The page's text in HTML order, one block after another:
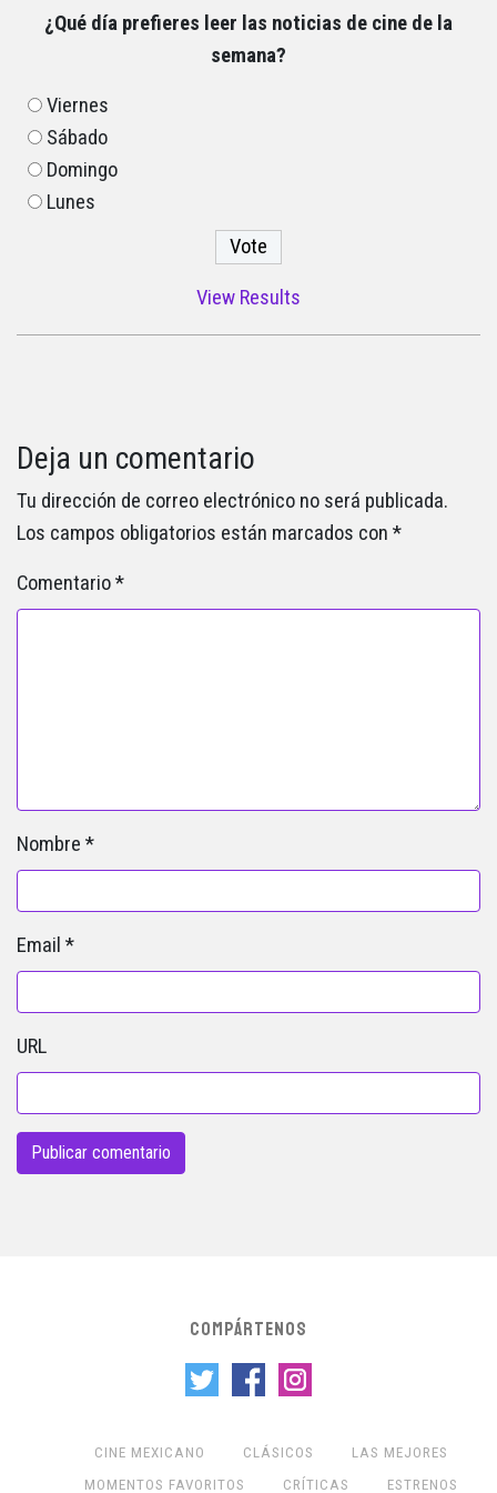
¿Qué día prefieres leer las noticias de cine de la
semana?
Viernes
Sábado
Domingo
Lunes
View Results
Deja un comentario
Tu dirección de correo electrónico no será publicada.
Los campos obligatorios están marcados con *
Comentario*
Nombre *
Email *
URL
COMPÁRTENOS
CINE MEXICANO CLÁSICOS
LAS MEJORES
MOMENTOS FAVORITOS
CRÍTICAS ESTRENOS